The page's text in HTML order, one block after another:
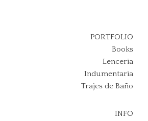
PORTFOLIO
Books
Lenceria
Indumentaria
Trajes de Baño
INFO